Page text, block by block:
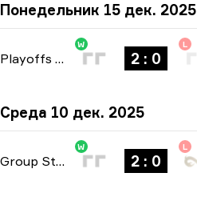
Понедельник 15 дек. 2025
Playoffs bo3
W
2 : 0
L
Среда 10 дек. 2025
Group Stage -bo3
W
2 : 0
L